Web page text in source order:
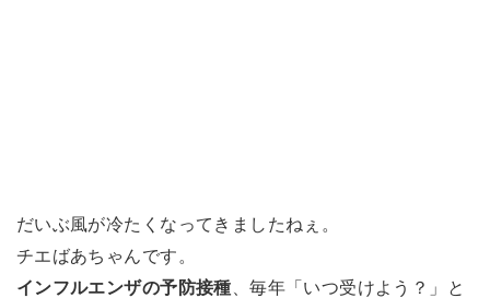
だいぶ風が冷たくなってきましたねぇ。
チエばあちゃんです。
インフルエンザの予防接種 、毎年「いつ受けよう？」と